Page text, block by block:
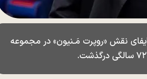
ایفای نقش «روپرت مَـنیون» در مجموعه